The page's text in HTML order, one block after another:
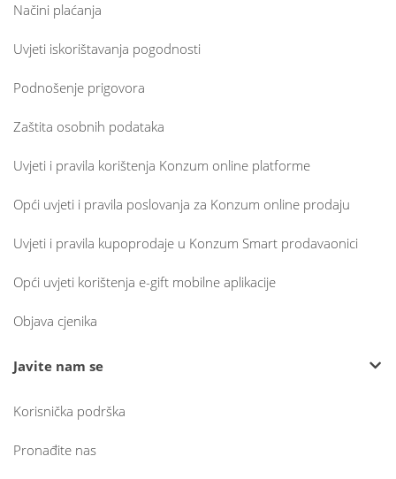
Načini plaćanja
Uvjeti iskorištavanja pogodnosti
Podnošenje prigovora
Zaštita osobnih podataka
Uvjeti i pravila korištenja Konzum online platforme
Opći uvjeti i pravila poslovanja za Konzum online prodaju
Uvjeti i pravila kupoprodaje u Konzum Smart prodavaonici
Opći uvjeti korištenja e-gift mobilne aplikacije
Objava cjenika
Javite nam se
Korisnička podrška
Pronađite nas